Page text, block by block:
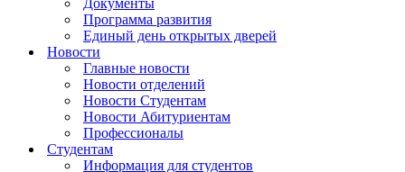
Документы
Программа развития
Единый день открытых дверей
Новости
Главные новости
Новости отделений
Новости Студентам
Новости Абитуриентам
Профессионалы
Студентам
Информация для студентов